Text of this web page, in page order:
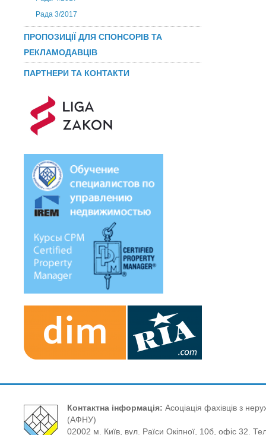
Рада 3/2017
ПРОПОЗИЦІЇ ДЛЯ СПОНСОРІВ ТА
РЕКЛАМОДАВЦІВ
ПАРТНЕРИ ТА КОНТАКТИ
Контактна інформація: Асоціація фахівців з
(АФНУ)
02002 м. Київ, вул. Раїси Окіпної, 10б, офіс 32.